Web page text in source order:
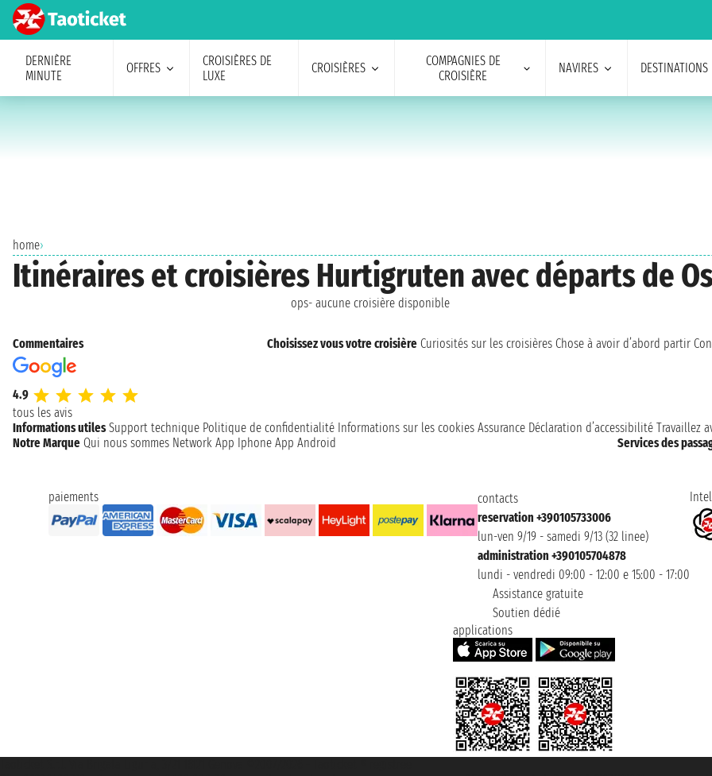
DERNIÈRE
MINUTE
OFFRES
CROISIÈRES DE
LUXE
CROISIÈRES
COMPAGNIES DE
CROISIÈRE
NAVIRES DESTINATIONS
home›
Itinéraires et croisières Hurtigruten avec départs de
ops- aucune croisière disponible
Commentaires
4.9
tous les avis
Choisissez vous votre croisière Curiosités sur les croisières Chose à avoir d’abord partir
Informations utiles Support technique Politique de confidentialité Informations sur les cookies Assurance Déclaration d’accessibilité Travaillez
Notre Marque Qui nous sommes Network App Iphone App Android Services des
paiements
contacts
reservation +390105733006
lun-ven 9/19 - samedi 9/13 (32 linee)
administration +390105704878
lundi - vendredi 09:00 - 12:00 e 15:00 - 17:00
Assistance gratuite
Soutien dédié
applications